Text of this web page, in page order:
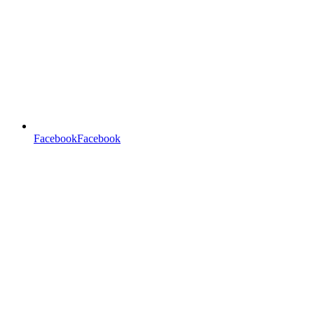
FacebookFacebook